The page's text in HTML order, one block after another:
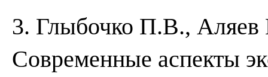
3. Глыбочко П.В.,
Современные аспекты